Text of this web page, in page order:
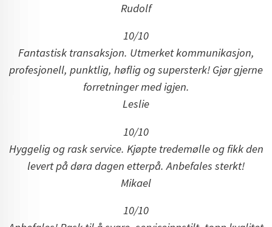
Rudolf
10/10
Fantastisk transaksjon. Utmerket kommunikasjon,
profesjonell, punktlig, høflig og supersterk! Gjør gjerne
forretninger med igjen.
Leslie
10/10
Hyggelig og rask service. Kjøpte tredemølle og fikk den
levert på døra dagen etterpå. Anbefales sterkt!
Mikael
10/10